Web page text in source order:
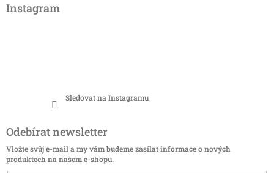
Instagram
Sledovat na Instagramu
Odebírat newsletter
Vložte svůj e-mail a my vám budeme zasílat informace o nových
produktech na našem e-shopu.